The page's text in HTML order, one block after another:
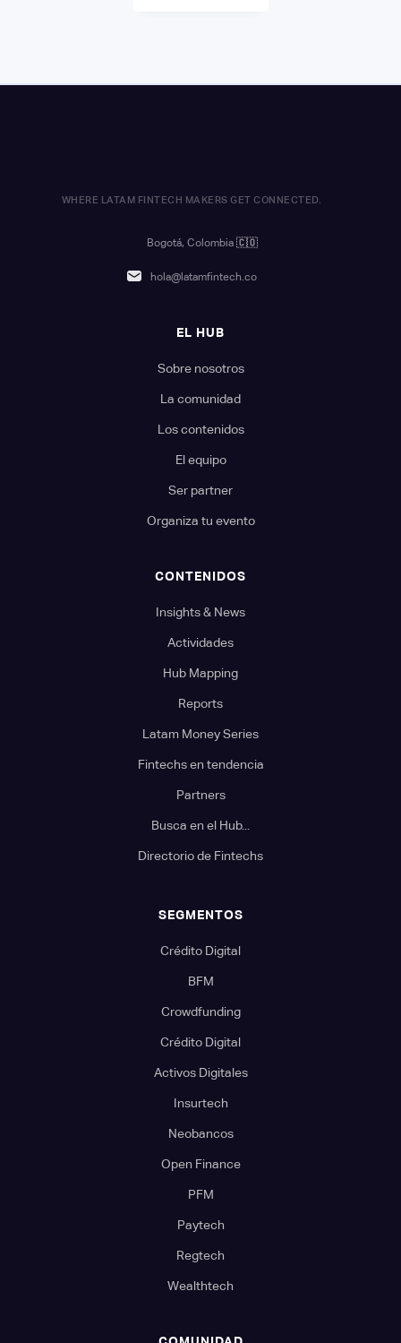
WHERE LATAM FINTECH MAKERS GET CONNECTED.
Bogotá, Colombia 🇨🇴
hola@latamfintech.co
EL HUB
Sobre nosotros
La comunidad
Los contenidos
El equipo
Ser partner
Organiza tu evento
CONTENIDOS
Insights & News
Actividades
Hub Mapping
Reports
Latam Money Series
Fintechs en tendencia
Partners
Busca en el Hub...
Directorio de Fintechs
SEGMENTOS
Crédito Digital
BFM
Crowdfunding
Crédito Digital
Activos Digitales
Insurtech
Neobancos
Open Finance
PFM
Paytech
Regtech
Wealthtech